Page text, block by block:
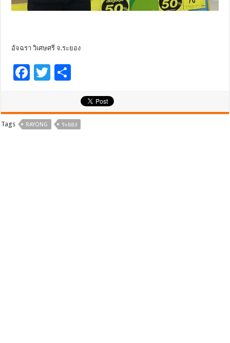
อัจฉรา วิเศษศรี จ.ระยอง
F
b
T
er
ar
e
Tags RAYONG ระยอง